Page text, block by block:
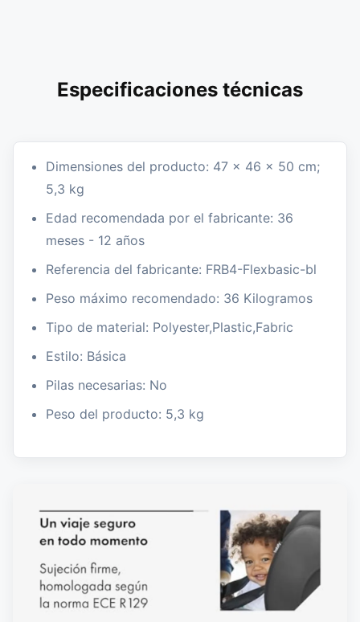
Especificaciones técnicas
Dimensiones del producto: 47 x 46 x 50 cm;
5,3 kg
Edad recomendada por el fabricante: 36
meses - 12 años
Referencia del fabricante: FRB4-Flexbasic-bl
Peso máximo recomendado: 36 Kilogramos
Tipo de material: Polyester,Plastic,Fabric
Estilo: Básica
Pilas necesarias: No
Peso del producto: 5,3 kg